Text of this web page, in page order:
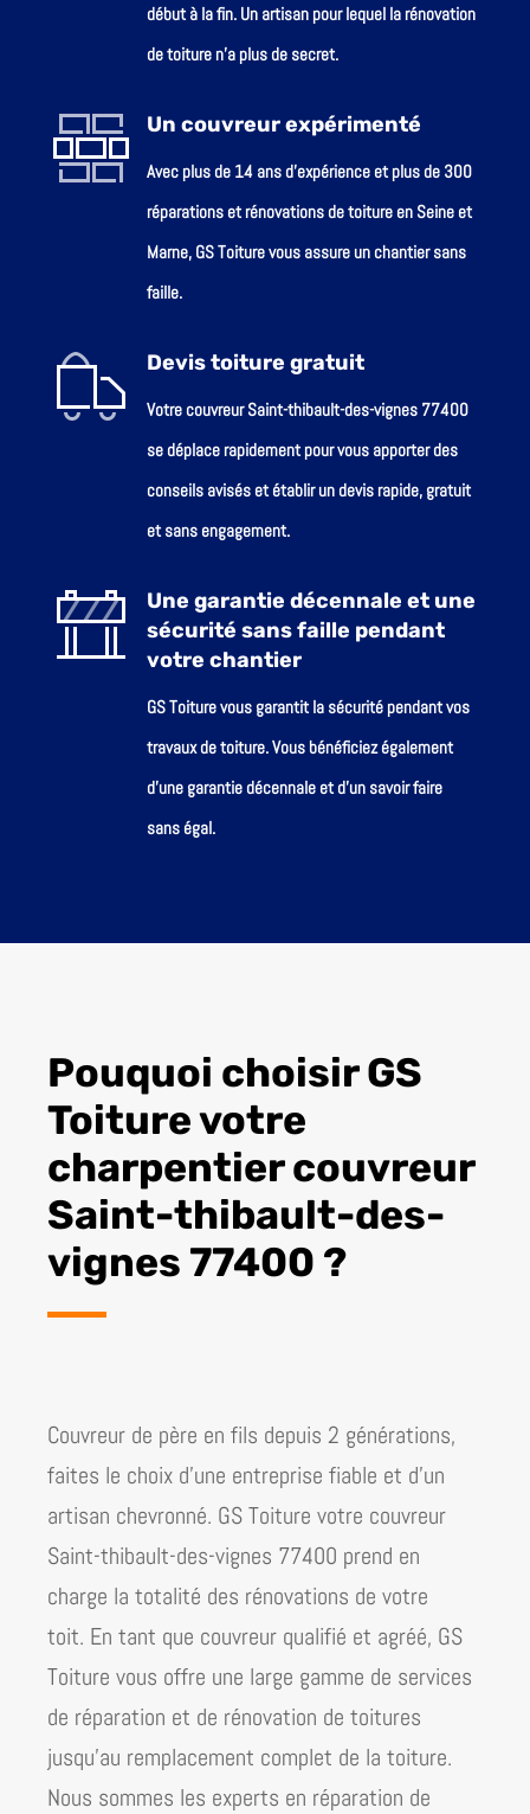
début à la fin. Un artisan pour lequel la rénovation
de toiture n’a plus de secret.
Un couvreur expérimenté
Avec plus de 14 ans d’expérience et plus de 300
réparations et rénovations de toiture en Seine et
Marne, GS Toiture vous assure un chantier sans
faille.
Devis toiture gratuit
Votre couvreur Saint-thibault-des-vignes 77400
se déplace rapidement pour vous apporter des
conseils avisés et établir un devis rapide, gratuit
et sans engagement.
Une garantie décennale et une
sécurité sans faille pendant
votre chantier
GS Toiture vous garantit la sécurité pendant vos
travaux de toiture. Vous bénéficiez également
d’une garantie décennale et d’un savoir faire
sans égal.
Pouquoi choisir GS
Toiture votre
charpentier couvreur
Saint-thibault-des-
vignes 77400 ?
Couvreur de père en fils depuis 2 générations,
faites le choix d’une entreprise fiable et d’un
artisan chevronné. GS Toiture votre couvreur
Saint-thibault-des-vignes 77400 prend en
charge la totalité des rénovations de votre
toit. En tant que couvreur qualifié et agréé, GS
Toiture vous offre une large gamme de services
de réparation et de rénovation de toitures
jusqu’au remplacement complet de la toiture.
Nous sommes les experts en réparation de